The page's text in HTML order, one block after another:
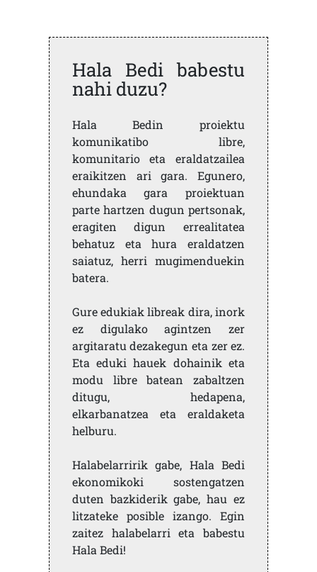
Hala Bedi babestu
nahi duzu?
Hala Bedin proiektu
komunikatibo libre,
komunitario eta eraldatzailea
eraikitzen ari gara. Egunero,
ehundaka gara proiektuan
parte hartzen dugun pertsonak,
eragiten digun errealitatea
behatuz eta hura eraldatzen
saiatuz, herri mugimenduekin
batera.
Gure edukiak libreak dira, inork
ez digulako agintzen zer
argitaratu dezakegun eta zer ez.
Eta eduki hauek dohainik eta
modu libre batean zabaltzen
ditugu, hedapena,
elkarbanatzea eta eraldaketa
helburu.
Halabelarririk gabe, Hala Bedi
ekonomikoki sostengatzen
duten bazkiderik gabe, hau ez
litzateke posible izango. Egin
zaitez halabelarri eta babestu
Hala Bedi!